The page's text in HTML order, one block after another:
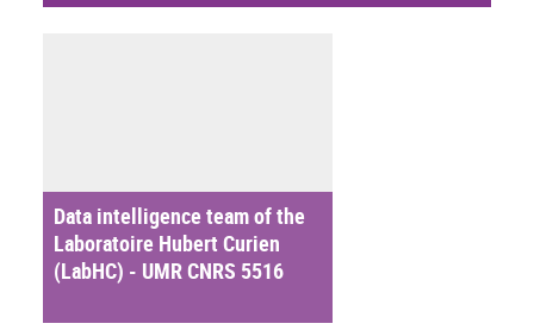
Data intelligence team of the
Laboratoire Hubert Curien
(LabHC) - UMR CNRS 5516